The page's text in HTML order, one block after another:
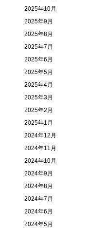
2025年10月
2025年9月
2025年8月
2025年7月
2025年6月
2025年5月
2025年4月
2025年3月
2025年2月
2025年1月
2024年12月
2024年11月
2024年10月
2024年9月
2024年8月
2024年7月
2024年6月
2024年5月